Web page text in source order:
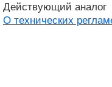
Действующий аналог
О технических